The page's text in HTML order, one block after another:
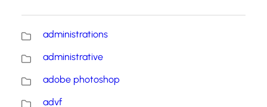
administrations
administrative
adobe photoshop
advf